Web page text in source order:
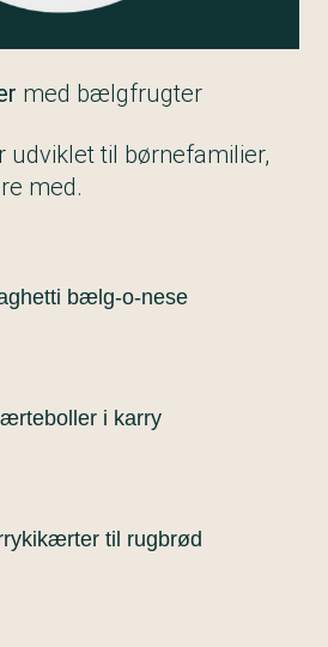
med bælgfrugter
udviklet til børnefamilier,
med.
bælg-o-nese
i karry
til rugbrød